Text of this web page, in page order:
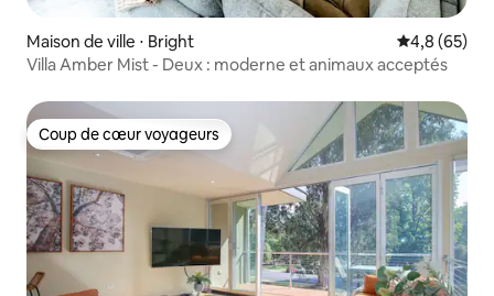
Maison de ville ⋅ Bright Évaluation
4,8 (65)
Villa Amber Mist - Deux : moderne et animaux acceptés
Coup de cœur voyageurs
Coup de cœur voyageurs